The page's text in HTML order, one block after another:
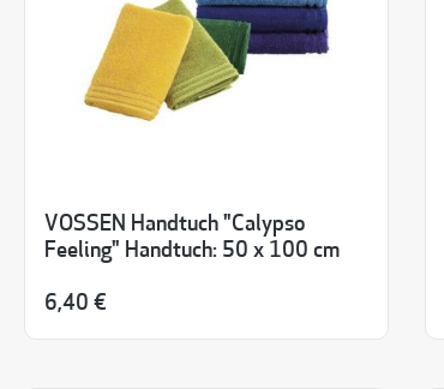
VOSSEN Handtuch "Calypso
Feeling" Handtuch: 50 x 100 cm
6,40 €